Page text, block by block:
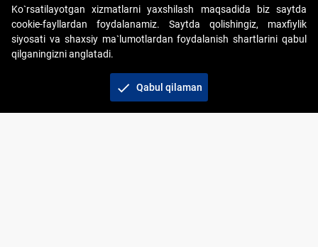
Copyright © 2017-2026. "Elektron onlayn-auksionlarni tashkil etish"
AJ. Barcha huquqlar himoyalangan
+998 71 202-21-11
Ko`rsatilayotgan xizmatlarni yaxshilash maqsadida biz saytda
cookie-fayllardan foydalanamiz. Saytda qolishingiz, maxfiylik
siyosati va shaxsiy ma`lumotlardan foydalanish shartlarini qabul
qilganingizni anglatadi.
check Qabul qilaman